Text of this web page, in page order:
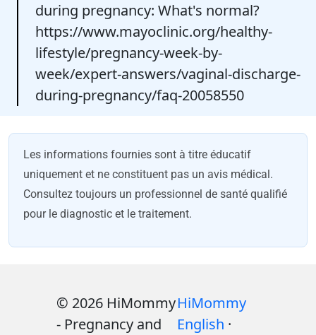
during pregnancy: What's normal?
https://www.mayoclinic.org/healthy-
lifestyle/pregnancy-week-by-
week/expert-answers/vaginal-discharge-
during-pregnancy/faq-20058550
Les informations fournies sont à titre éducatif
uniquement et ne constituent pas un avis médical.
Consultez toujours un professionnel de santé qualifié
pour le diagnostic et le traitement.
© 2026 HiMommy
- Pregnancy and
HiMommy
English ·